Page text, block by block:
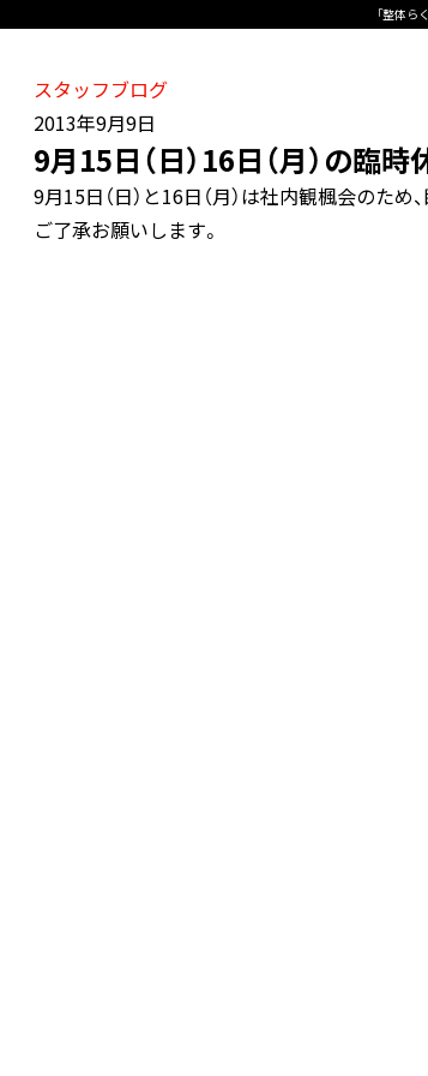
「整体ら
スタッフブログ
2013年9月9日
9月15日（日）16日（月）の臨
9月15日（日）と16日（月）は社内観楓会のた
ご了承お願いします。